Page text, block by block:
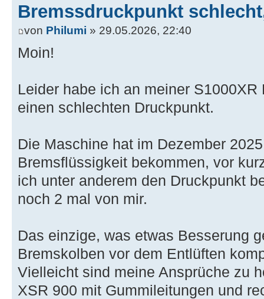
Bremssdruckpunkt
von Philumi » 29.05.2026, 22:40
Moin!
Leider habe ich an meiner
einen schlechten Druckpunkt.
Die Maschine hat im Dezember
Bremsflüssigkeit bekommen, vor
ich unter anderem den Druckpunkt
noch 2 mal von mir.
Das einzige, was etwas Besserung
Bremskolben vor dem Entlüften
Vielleicht sind meine Ansprüche zu
XSR 900 mit Gummileitungen und